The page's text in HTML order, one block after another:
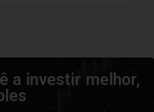
a investir melhor,